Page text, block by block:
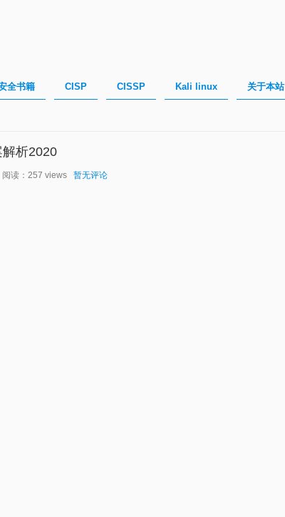
全书籍 CISP CISSP Kali linux 关于本站
析2020
阅读：257 views 暂无评论